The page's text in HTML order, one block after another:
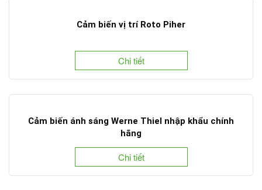
Cảm biến vị trí Roto Piher
Chi tiết
Cảm biến ánh sáng Werne Thiel nhập khẩu chính
hãng
Chi tiết